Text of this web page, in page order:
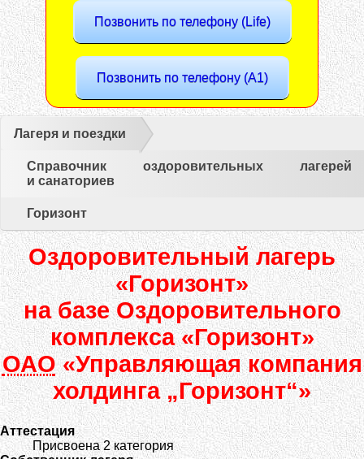
Позвонить по телефону (Life)
Позвонить по телефону (A1)
Лагеря и поездки
Справочник оздоровительных лагерей
и санаториев
Горизонт
Оздоровительный лагерь
«Горизонт»
на базе Оздоровительного
комплекса «Горизонт»
ОАО«Управляющая компания
холдинга „Горизонт“»
Аттестация
Присвоена 2 категория